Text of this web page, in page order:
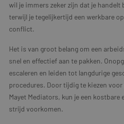
wil je immers zeker zijn dat je handelt
terwijl je tegelijkertijd een werkbare
conflict.
Het is van groot belang om een
snel en effectief aan te pakken.
escaleren en leiden tot langdurige
procedures. Door tijdig te kiezen
Mayet Mediators, kun je een
strijd voorkomen.